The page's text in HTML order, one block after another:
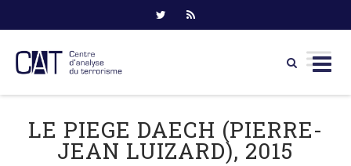
content
LE PIEGE DAECH (PIERRE-
JEAN LUIZARD), 2015